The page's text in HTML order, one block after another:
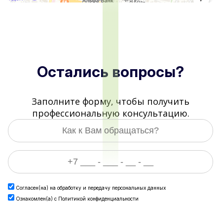
Остались вопросы?
Заполните форму, чтобы получить
профессиональную консультацию.
Согласен(на) на обработку и передачу персональных данных
Ознакомлен(а) с Политикой конфиденциальности